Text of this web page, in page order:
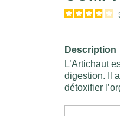
Description
L’Artichaut
digestion. Il
détoxifier